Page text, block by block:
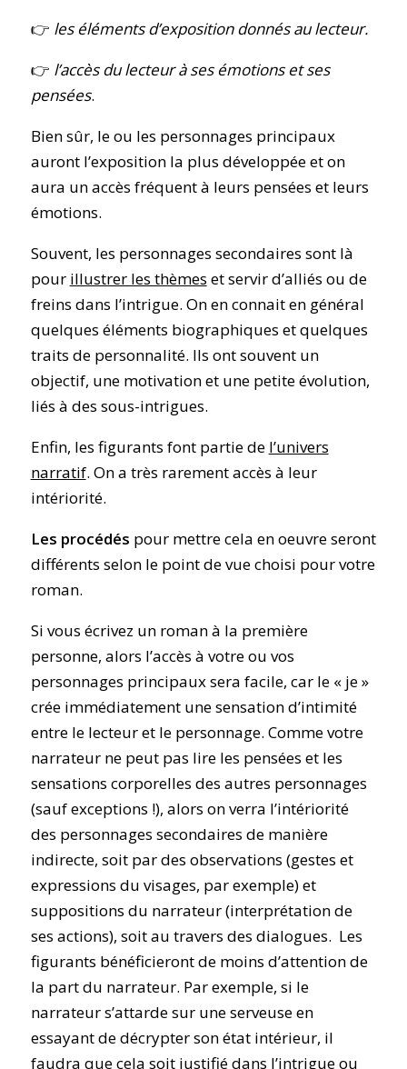
👉 les éléments d’exposition donnés au lecteur.
👉 l’accès du lecteur à ses émotions et ses
pensées.
Bien sûr, le ou les personnages principaux
auront l’exposition la plus développée et on
aura un accès fréquent à leurs pensées et leurs
émotions.
Souvent, les personnages secondaires sont là
pour illustrer les thèmes et servir d’alliés ou de
freins dans l’intrigue. On en connait en général
quelques éléments biographiques et quelques
traits de personnalité. Ils ont souvent un
objectif, une motivation et une petite évolution,
liés à des sous-intrigues.
Enfin, les figurants font partie de l’univers
narratif. On a très rarement accès à leur
intériorité.
Les procédés pour mettre cela en oeuvre seront
différents selon le point de vue choisi pour votre
roman.
Si vous écrivez un roman à la première
personne, alors l’accès à votre ou vos
personnages principaux sera facile, car le « je »
crée immédiatement une sensation d’intimité
entre le lecteur et le personnage. Comme votre
narrateur ne peut pas lire les pensées et les
sensations corporelles des autres personnages
(sauf exceptions !), alors on verra l’intériorité
des personnages secondaires de manière
indirecte, soit par des observations (gestes et
expressions du visages, par exemple) et
suppositions du narrateur (interprétation de
ses actions), soit au travers des dialogues. Les
figurants bénéficieront de moins d’attention de
la part du narrateur. Par exemple, si le
narrateur s’attarde sur une serveuse en
essayant de décrypter son état intérieur, il
faudra que cela soit justifié dans l’intrigue ou